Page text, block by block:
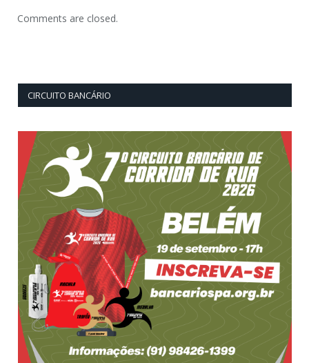
Comments are closed.
CIRCUITO BANCÁRIO